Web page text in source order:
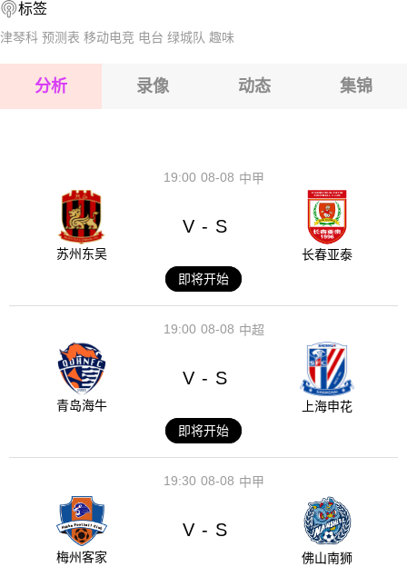
2026-08-16 【澳维甲】 墨尔本港VS布伦瑞克城
标签
津琴科 预测表 移动电竞 电台 绿城队 趣味
分析 录像 动态 集锦
08-08
19:00 中甲
苏州东吴
V - S
长春亚泰
即将开始
08-08
19:00 中超
青岛海牛
V - S
上海申花
即将开始
08-08
19:30 中甲
梅州客家
V - S
佛山南狮